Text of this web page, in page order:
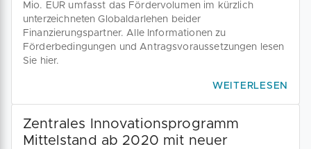
Mio. EUR umfasst das Fördervolumen im kürzlich
unterzeichneten Globaldarlehen beider
Finanzierungspartner. Alle Informationen zu
Förderbedingungen und Antragsvoraussetzungen lesen
Sie hier.
WEITERLESEN
Zentrales Innovationsprogramm
Mittelstand ab 2020 mit neuer